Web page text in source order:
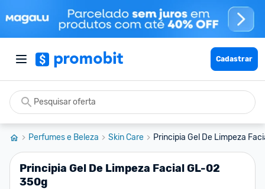
Cadastrar
Perfumes e Beleza Skin Care Principia Gel De Limpeza
Principia Gel De Limpeza Facial GL-02
350g